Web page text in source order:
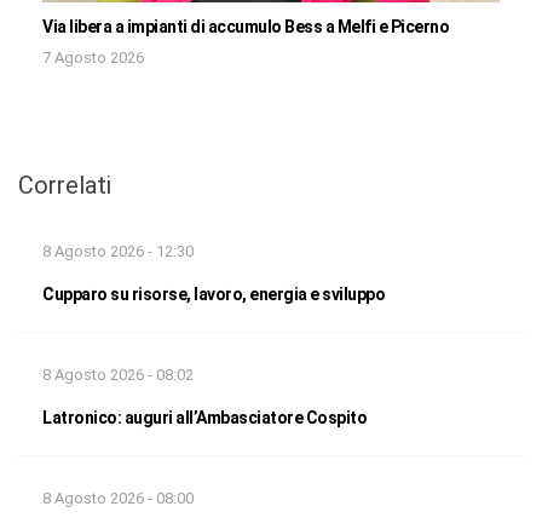
Via libera a impianti di accumulo Bess a Melfi e Picerno
7 Agosto 2026
Correlati
8 Agosto 2026 - 12:30
Cupparo su risorse, lavoro, energia e sviluppo
8 Agosto 2026 - 08:02
Latronico: auguri all’Ambasciatore Cospito
8 Agosto 2026 - 08:00